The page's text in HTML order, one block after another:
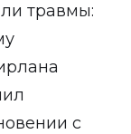
травмы:
с